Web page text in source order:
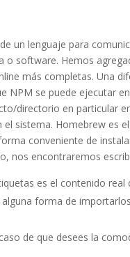
un lenguaje para
o software. Hemos
más completas. Una
NPM se puede ejecutar
directorio en particular
el sistema. Homebrew es
conveniente de
nos encontraremos
es el contenido real
forma de
de que desees la